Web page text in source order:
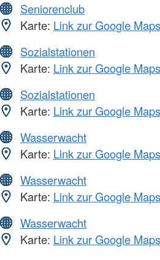
Seniorenclub
Karte: Link zur Google
Sozialstationen
Karte: Link zur Google
Sozialstationen
Karte: Link zur Google
Wasserwacht
Karte: Link zur Google
Wasserwacht
Karte: Link zur Google
Wasserwacht
Karte: Link zur Google